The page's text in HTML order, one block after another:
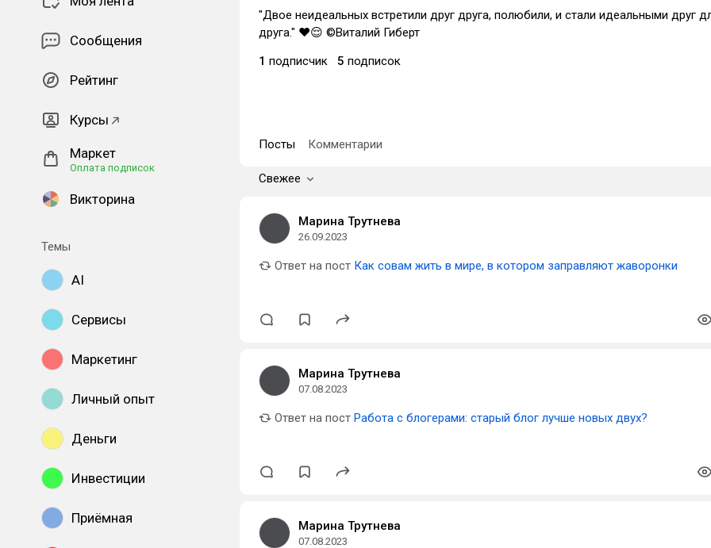
Сообщения
Рейтинг
Курсы
Маркет
Оплата подписок
Викторина
Темы
AI
Сервисы
Маркетинг
Личный опыт
Деньги
Инвестиции
Приёмная
"Двое неидеальных встретили друг друга, полюбили, и стали идеальными друг
друга." ❤😌 ©Виталий Гиберт
1 подписчик 5 подписок
Посты Комментарии
Свежее
Марина Трутнева
26.09.2023
Ответ на пост Как совам жить в мире, в котором заправляют жаворонки
Марина Трутнева
07.08.2023
Ответ на пост Работа с блогерами: старый блог лучше новых двух?
Марина Трутнева
07.08.2023